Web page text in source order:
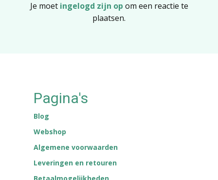
Je moet ingelogd zijn op om een reactie te
plaatsen.
Pagina's
Blog
Webshop
Algemene voorwaarden
Leveringen en retouren